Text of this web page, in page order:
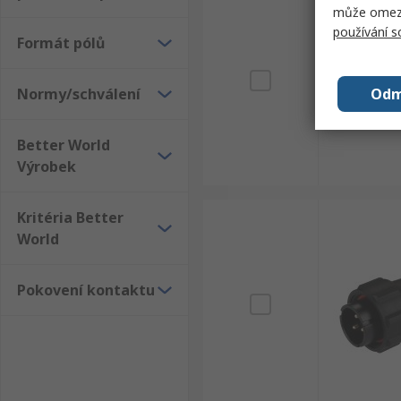
Formát pólů
Normy/schválení
Better World
Výrobek
Kritéria Better
World
Pokovení kontaktu
může
používání